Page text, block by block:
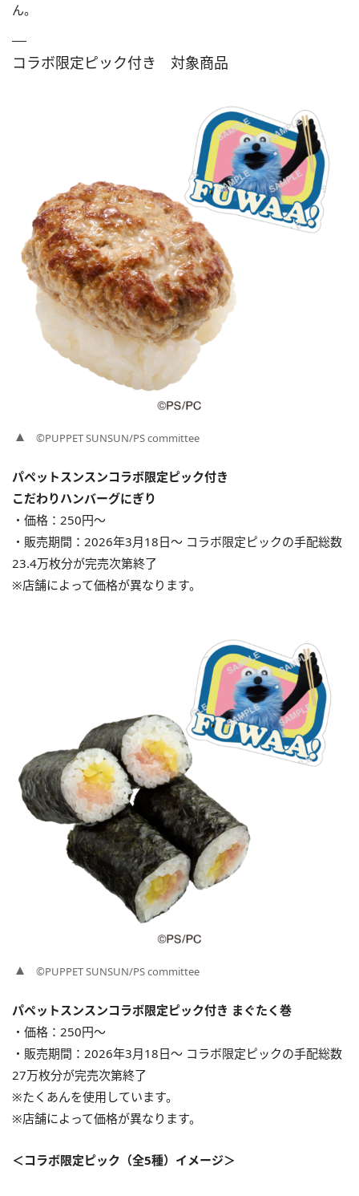
ん。
コラボ限定ピック付き 対象商品
©PUPPET SUNSUN/PS committee
パペットスンスンコラボ限定ピック付き
こだわりハンバーグにぎり
・価格：250円〜
・販売期間：2026年3月18日〜 コラボ限定ピックの手配総数
23.4万枚分が完売次第終了
※店舗によって価格が異なります。
©PUPPET SUNSUN/PS committee
パペットスンスンコラボ限定ピック付き まぐたく巻
・価格：250円〜
・販売期間：2026年3月18日〜 コラボ限定ピックの手配総数
27万枚分が完売次第終了
※たくあんを使用しています。
※店舗によって価格が異なります。
＜コラボ限定ピック（全5種）イメージ＞